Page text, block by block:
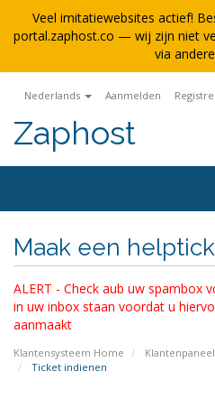
Veel imitatiewebsites actief!
portal.zaphost.co — wij zijn niet
via
Nederlands Aanmelden
Zaphost
Maak een
ALERT - Check aub uw spambox
in uw inbox staan voordat u
aanmaakt
Klantensysteem Home Klantenpaneel
Ticket indienen